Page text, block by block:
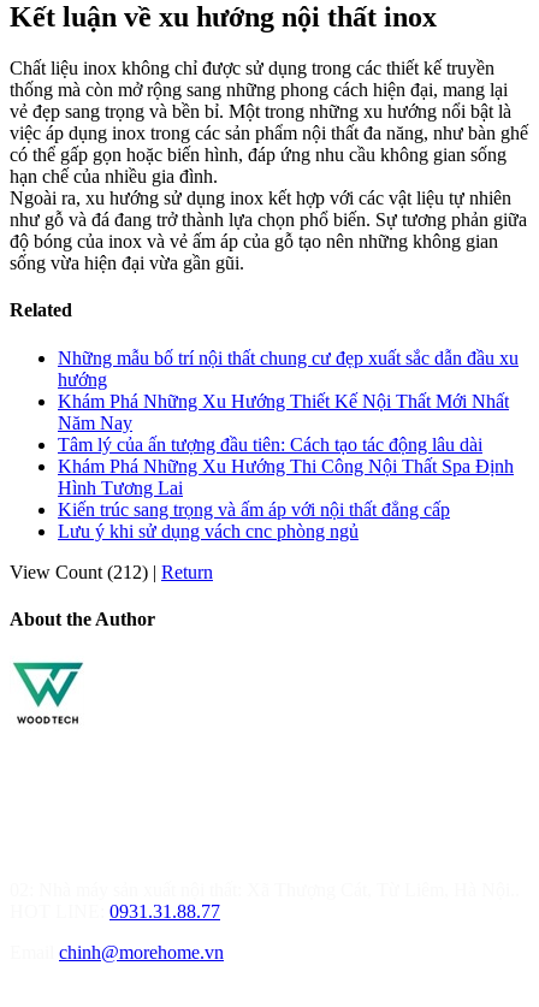
Kết luận về xu hướng nội thất inox
Chất liệu inox không chỉ được sử dụng trong các thiết kế truyền
thống mà còn mở rộng sang những phong cách hiện đại, mang lại
vẻ đẹp sang trọng và bền bỉ. Một trong những xu hướng nổi bật là
việc áp dụng inox trong các sản phẩm nội thất đa năng, như bàn ghế
có thể gấp gọn hoặc biến hình, đáp ứng nhu cầu không gian sống
hạn chế của nhiều gia đình.
Ngoài ra, xu hướng sử dụng inox kết hợp với các vật liệu tự nhiên
như gỗ và đá đang trở thành lựa chọn phổ biến. Sự tương phản giữa
độ bóng của inox và vẻ ấm áp của gỗ tạo nên những không gian
sống vừa hiện đại vừa gần gũi.
Related
Những mẫu bố trí nội thất chung cư đẹp xuất sắc dẫn đầu xu
hướng
Khám Phá Những Xu Hướng Thiết Kế Nội Thất Mới Nhất
Năm Nay
Tâm lý của ấn tượng đầu tiên: Cách tạo tác động lâu dài
Khám Phá Những Xu Hướng Thi Công Nội Thất Spa Định
Hình Tương Lai
Kiến trúc sang trọng và ấm áp với nội thất đẳng cấp
Lưu ý khi sử dụng vách cnc phòng ngủ
View Count (212) | Return
About the Author
0931.31.88.77
chinh@morehome.vn